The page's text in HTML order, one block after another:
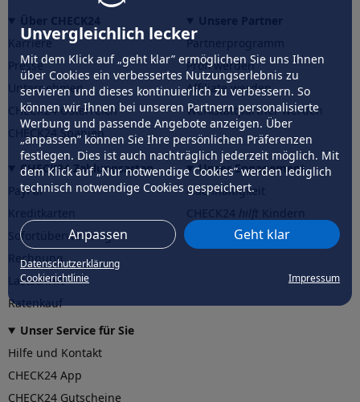
Unvergleichlich lecker
Mit dem Klick auf „geht klar” ermöglichen Sie uns Ihnen
über Cookies ein verbessertes Nutzungserlebnis zu
servieren und dieses kontinuierlich zu verbessern. So
können wir Ihnen bei unseren Partnern personalisierte
Werbung und passende Angebote anzeigen. Über
„anpassen” können Sie Ihre persönlichen Präferenzen
festlegen. Dies ist auch nachträglich jederzeit möglich. Mit
dem Klick auf „Nur notwendige Cookies” werden lediglich
technisch notwendige Cookies gespeichert.
Anpassen Geht klar
Datenschutzerklärung
Cookierichtlinie
Impressum
Karriere
Presse
Unternehmen
CHECK24 Österreich
CHECK24 Spanien
Partnerprogramm
Profi werden
Affiliate werden
Werkstattpartner werden
CHECK24 Zahlungsarten
PayPal
Sofortüberweisung
Rechnung
Lastschrift
Ratenkauf
Unser Engagement
Nachhaltigkeit
CHECK24hilftder Natur
Unser Service für Sie
Hilfe und Kontakt
CHECK24 App
CHECK24 Gutscheine